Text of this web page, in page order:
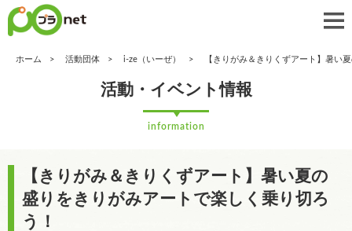
ホーム 活動団体 i-ze（いーぜ） 【きりがみ＆きりくずアート】暑い
活動・イベント情報
information
【きりがみ＆きりくずアート】暑い夏の
盛りをきりがみアートで楽しく乗り切ろ
う！